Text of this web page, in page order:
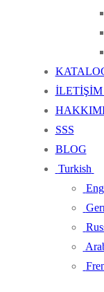
İLETİŞİM
SSS
BLOG
Turkish